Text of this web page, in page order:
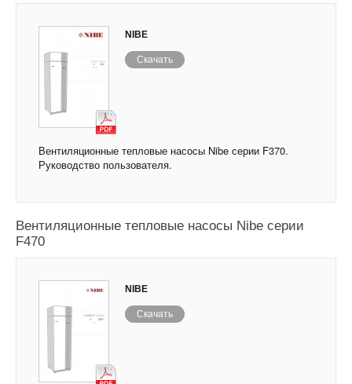
NIBE
Скачать
Вентиляционные тепловые насосы Nibe серии F370.
Руководство пользователя.
Вентиляционные тепловые насосы Nibe серии
F470
NIBE
Скачать